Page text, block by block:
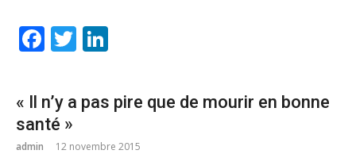
Facebook
Twitter
« Il n’y a pas pire que de mourir en bonne
santé »
admin 12 novembre 2015